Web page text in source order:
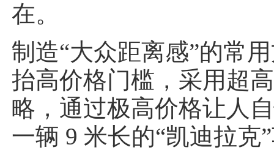
在。
制造“大众距离感”的常
抬高价格门槛，采用超
略，通过极高价格让人
一辆 9 米长的“凯迪拉克